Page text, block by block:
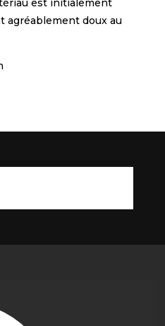
est initialement
agréablement doux au